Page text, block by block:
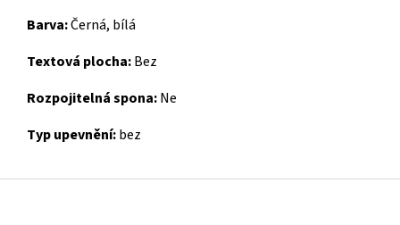
Barva:Černá, bílá
Textová plocha:Bez
Rozpojitelná spona:Ne
Typ upevnění:bez